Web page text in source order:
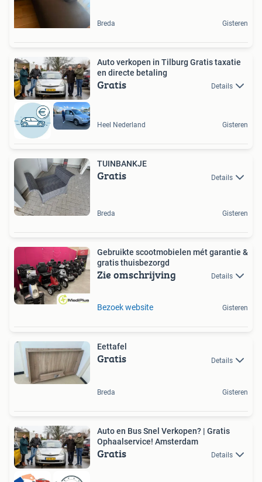
Breda Gisteren
Auto verkopen in Tilburg Gratis taxatie
en directe betaling
Gratis Details
Heel Nederland Gisteren
TUINBANKJE
Gratis Details
Breda Gisteren
Gebruikte scootmobielen mét garantie &
gratis thuisbezorgd
Zie omschrijving Details
Bezoek website Gisteren
Eettafel
Gratis Details
Breda Gisteren
Auto en Bus Snel Verkopen? | Gratis
Ophaalservice! Amsterdam
Gratis Details